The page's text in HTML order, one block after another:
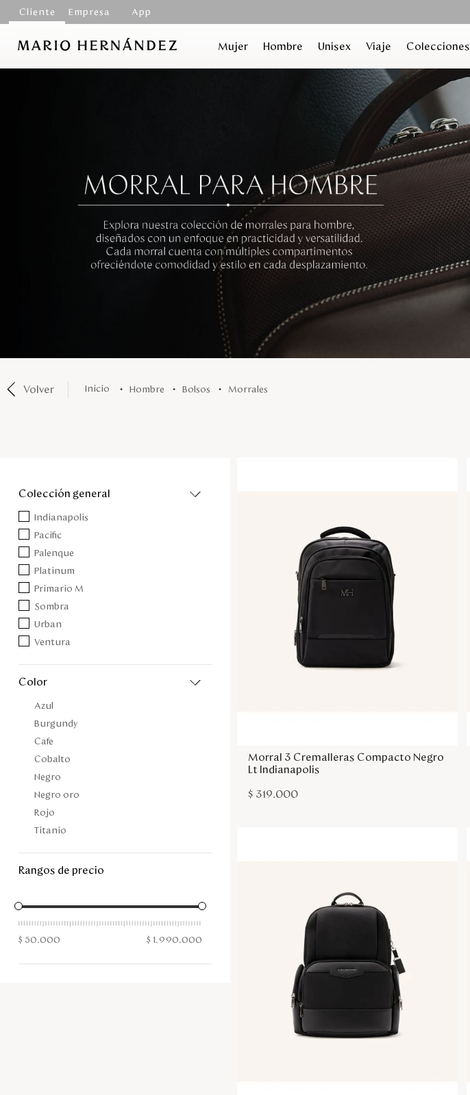
Cliente Empresa App
Mujer Hombre Unisex Viaje Colecciones
Volver hombre bolsos morrales
colección general
Indianapolis
Pacific
Palenque
Platinum
Primario M
Sombra
Urban
Ventura
color
Azul
Burgundy
Cafe
Cobalto
Negro
Negro oro
Rojo
Titanio
rangos de precio
$ 50.000 $ 1.990.000
Morral 3 Cremalleras Compacto Negro
Lt Indianapolis
$ 319.000